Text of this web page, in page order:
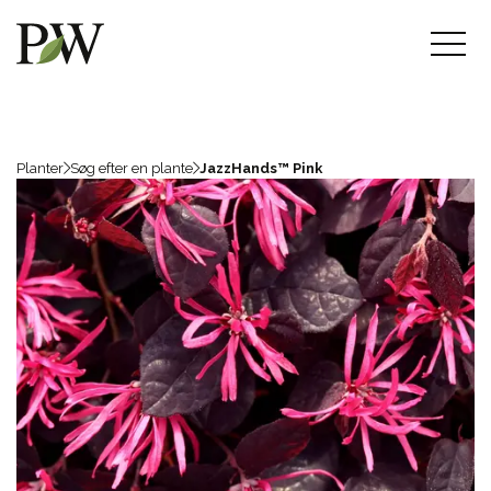
Planter Søg efter en plante JazzHands™ Pink